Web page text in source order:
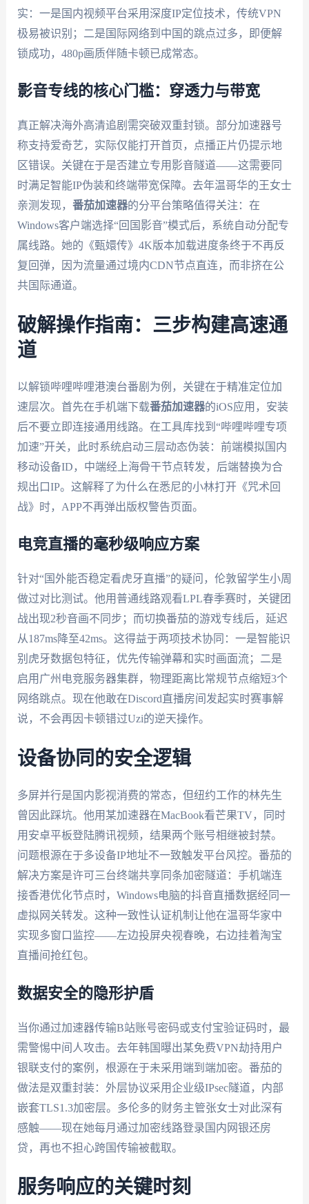
实：一是国内视频平台采用深度IP定位技术，传统VPN
极易被识别；二是国际网络到中国的跳点过多，即便解
锁成功，480p画质伴随卡顿已成常态。
影音专线的核心门槛：穿透力与带宽
真正解决海外高清追剧需突破双重封锁。部分加速器号
称支持爱奇艺，实际仅能打开首页，点播正片仍提示地
区错误。关键在于是否建立专用影音隧道——这需要同
时满足智能IP伪装和终端带宽保障。去年温哥华的王女士
亲测发现， 番茄加速器的分平台策略值得关注：在
Windows客户端选择“回国影音”模式后，系统自动分配专
属线路。她的《甄嬛传》4K版本加载进度条终于不再反
复回弹，因为流量通过境内CDN节点直连，而非挤在公
共国际通道。
破解操作指南：三步构建高速通
道
以解锁哔哩哔哩港澳台番剧为例，关键在于精准定位加
速层次。首先在手机端下载番茄加速器的iOS应用，安装
后不要立即连接通用线路。在工具库找到“哔哩哔哩专项
加速”开关，此时系统启动三层动态伪装：前端模拟国内
移动设备ID，中端经上海骨干节点转发，后端替换为合
规出口IP。这解释了为什么在悉尼的小林打开《咒术回
战》时，APP不再弹出版权警告页面。
电竞直播的毫秒级响应方案
针对“国外能否稳定看虎牙直播”的疑问，伦敦留学生小周
做过对比测试。他用普通线路观看LPL春季赛时，关键团
战出现2秒音画不同步；而切换番茄的游戏专线后，延迟
从187ms降至42ms。这得益于两项技术协同：一是智能识
别虎牙数据包特征，优先传输弹幕和实时画面流；二是
启用广州电竞服务器集群，物理距离比常规节点缩短3个
网络跳点。现在他敢在Discord直播房间发起实时赛事解
说，不会再因卡顿错过Uzi的逆天操作。
设备协同的安全逻辑
多屏并行是国内影视消费的常态，但纽约工作的林先生
曾因此踩坑。他用某加速器在MacBook看芒果TV，同时
用安卓平板登陆腾讯视频，结果两个账号相继被封禁。
问题根源在于多设备IP地址不一致触发平台风控。番茄的
解决方案是许可三台终端共享同条加密隧道：手机端连
接香港优化节点时，Windows电脑的抖音直播数据经同一
虚拟网关转发。这种一致性认证机制让他在温哥华家中
实现多窗口监控——左边投屏央视春晚，右边挂着淘宝
直播间抢红包。
数据安全的隐形护盾
当你通过加速器传输B站账号密码或支付宝验证码时，最
需警惕中间人攻击。去年韩国曝出某免费VPN劫持用户
银联支付的案例，根源在于未采用端到端加密。番茄的
做法是双重封装：外层协议采用企业级IPsec隧道，内部
嵌套TLS1.3加密层。多伦多的财务主管张女士对此深有
感触——现在她每月通过加密线路登录国内网银还房
贷，再也不担心跨国传输被截取。
服务响应的关键时刻